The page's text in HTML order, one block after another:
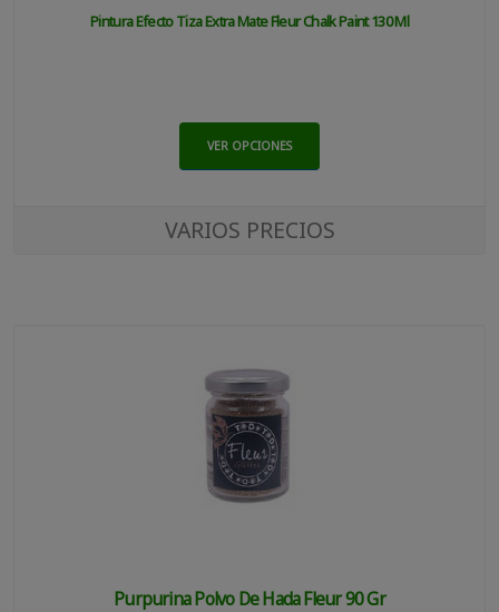
Pintura Efecto Tiza Extra Mate Fleur Chalk Paint 130 Ml
VER OPCIONES
VARIOS PRECIOS
Purpurina Polvo De Hada Fleur 90 Gr